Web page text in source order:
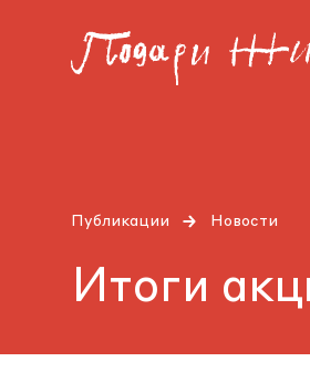
Публикации Новости
Итоги